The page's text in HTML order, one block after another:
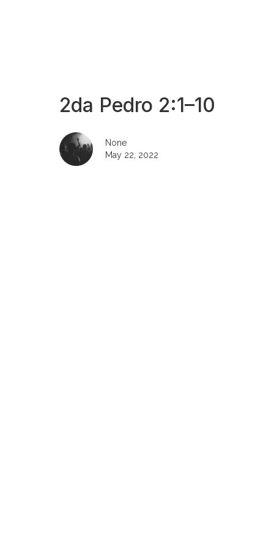
2da Pedro 2:1–10
None
May 22, 2022